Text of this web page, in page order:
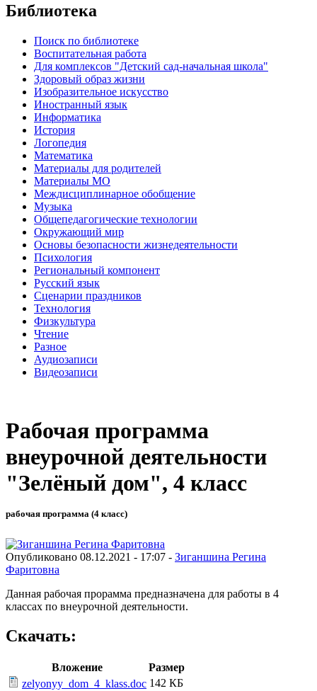
Библиотека
Поиск по библиотеке
Воспитательная работа
Для комплексов "Детский сад-начальная школа"
Здоровый образ жизни
Изобразительное искусство
Иностранный язык
Информатика
История
Логопедия
Математика
Материалы для родителей
Материалы МО
Междисциплинарное обобщение
Музыка
Общепедагогические технологии
Окружающий мир
Основы безопасности жизнедеятельности
Психология
Региональный компонент
Русский язык
Сценарии праздников
Технология
Физкультура
Чтение
Разное
Аудиозаписи
Видеозаписи
Рабочая программа
внеурочной деятельности
"Зелёный дом", 4 класс
рабочая программа (4 класс)
Опубликовано 08.12.2021 - 17:07 - Зиганшина Регина
Фаритовна
Данная рабочая прорамма предназначена для работы в 4
классах по внеурочной деятельности.
Скачать:
Вложение
Размер
zelyonyy_dom_4_klass.doc 142 КБ